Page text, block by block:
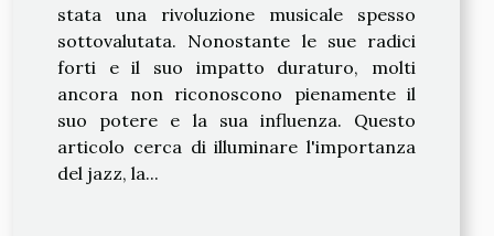
stata una rivoluzione musicale spesso
sottovalutata. Nonostante le sue radici
forti e il suo impatto duraturo, molti
ancora non riconoscono pienamente il
suo potere e la sua influenza. Questo
articolo cerca di illuminare l'importanza
del jazz, la...